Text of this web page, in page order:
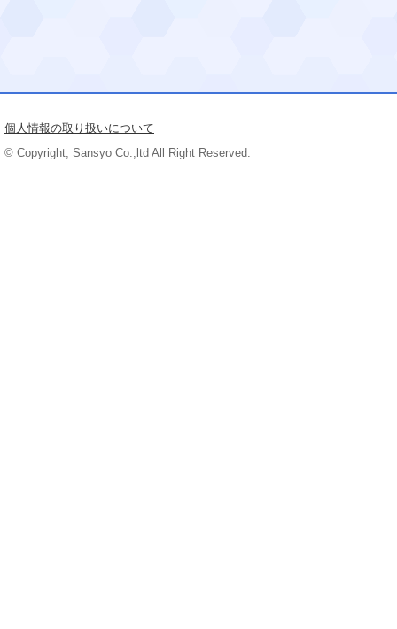
個人情報の取り扱いについて
© Copyright, Sansyo Co.,ltd All Right Reserved.